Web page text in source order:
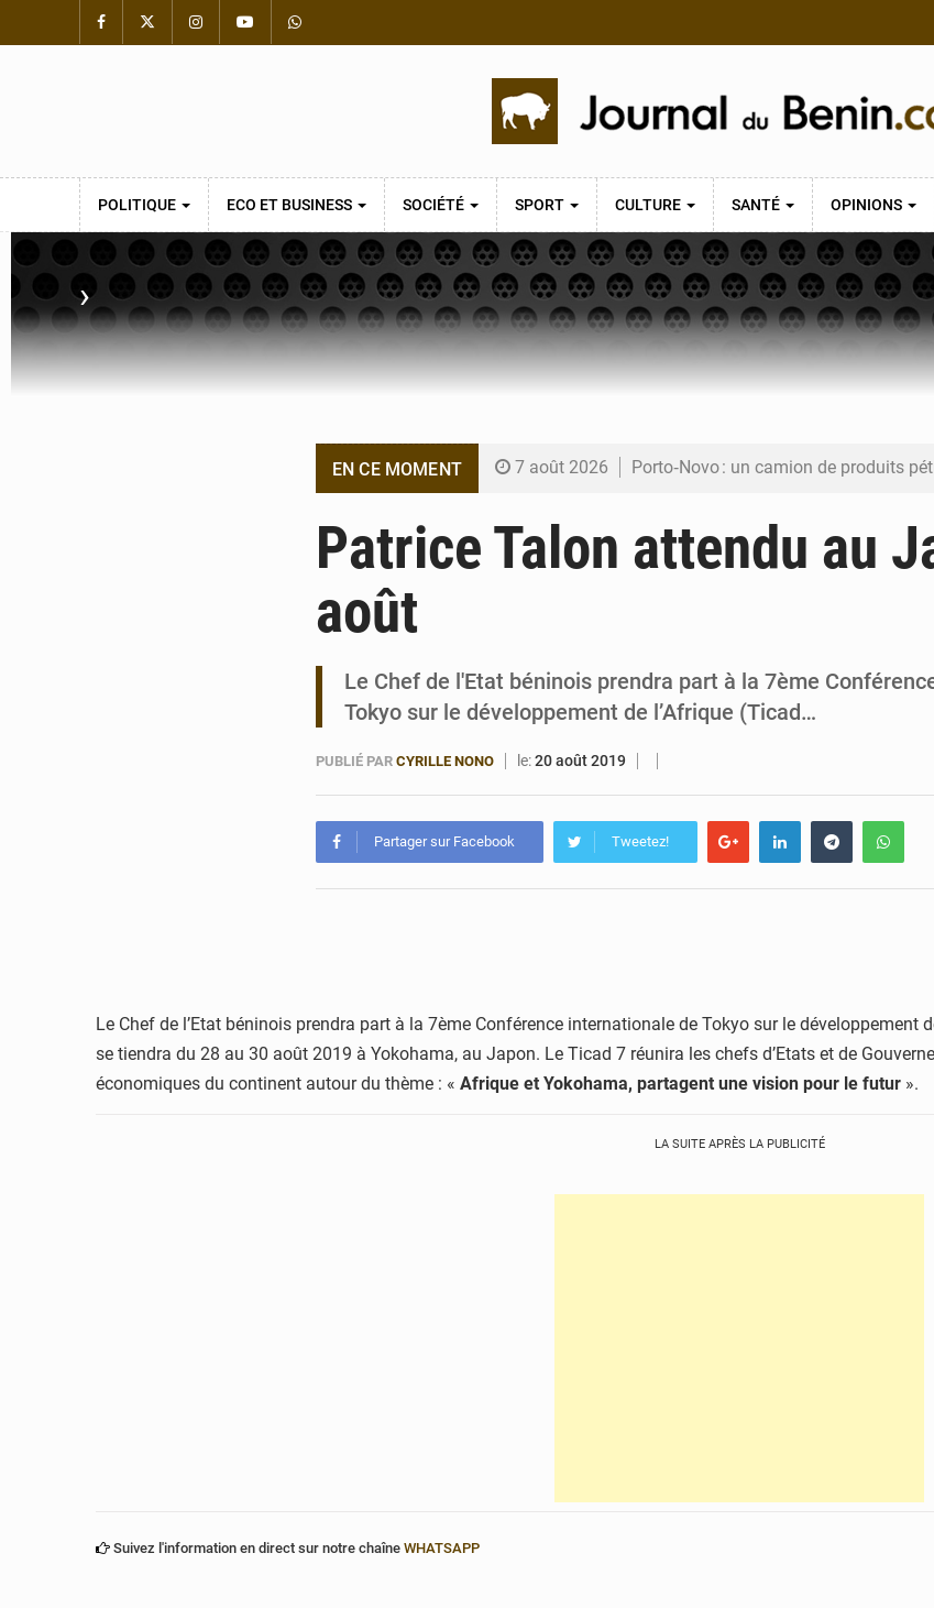
POLITIQUE ECO ET BUSINESS SOCIÉTÉ SPORT CULTURE SANTÉ OPINIONS
›
EN CE MOMENT 7 août 2026 Porto‑Novo : un camion de produits
6 août 2026 Bénin : Djogbénou inspecte le chantier
Patrice Talon attendu au
août
Le Chef de l'Etat béninois prendra part à la 7ème
Tokyo sur le développement de l’Afrique (Ticad…
PUBLIÉ PAR CYRILLE NONO le:20 août 2019
Partager sur Facebook Tweetez!
Le Chef de l’Etat béninois prendra part à la 7ème Conférence internationale de Tokyo sur le développement
se tiendra du 28 au 30 août 2019 à Yokohama, au Japon. Le Ticad 7 réunira les chefs d’Etats et de
économiques du continent autour du thème : « Afrique et Yokohama, partagent une vision pour le futur ».
LA SUITE APRÈS LA PUBLICITÉ
Suivez l'information en direct sur notre chaîne WHATSAPP